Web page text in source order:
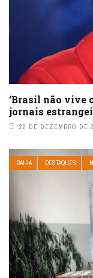
‘Brasil não vive
jornais
22 DE DEZEMBRO DE
BAHIA DESTAQUES